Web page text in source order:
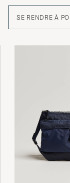
SE RENDRE À